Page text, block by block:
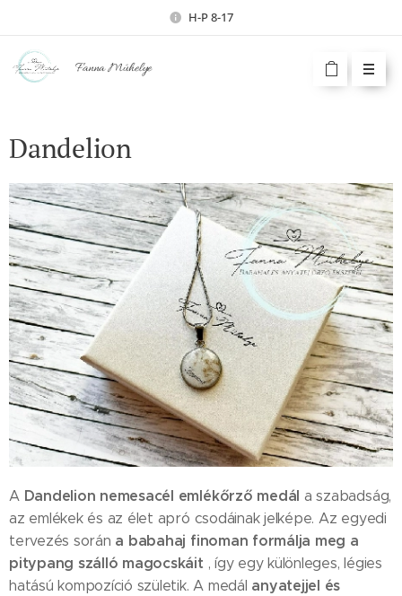
H-P 8-17
Fanna Műhelye
Dandelion
A Dandelion nemesacél emlékőrző medál a szabadság,
az emlékek és az élet apró csodáinak jelképe. Az egyedi
tervezés során a babahaj finoman formálja meg a
pitypang szálló magocskáit , így egy különleges, légies
hatású kompozíció születik. A medál anyatejjel és